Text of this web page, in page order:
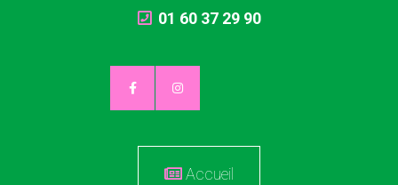
01 60 37 29 90
Accueil